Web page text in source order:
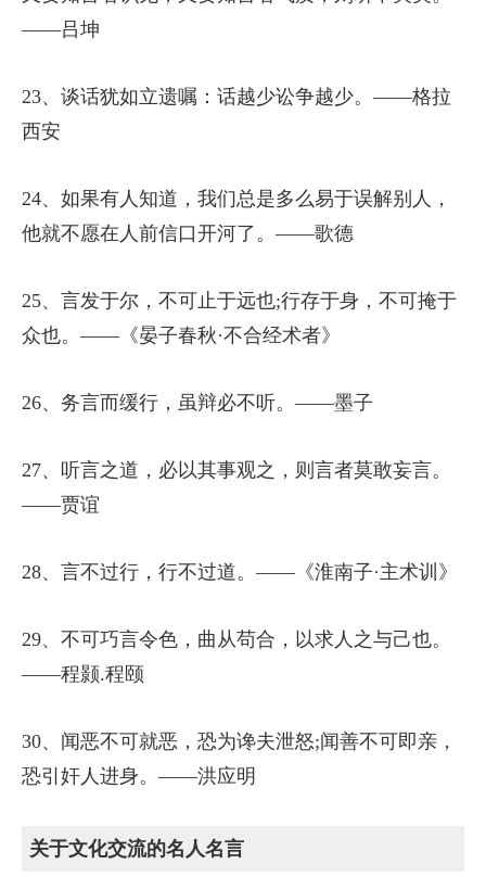
——吕坤
23、谈话犹如立遗嘱：话越少讼争越少。——格拉
西安
24、如果有人知道，我们总是多么易于误解别人，
他就不愿在人前信口开河了。——歌德
25、言发于尔，不可止于远也;行存于身，不可掩于
众也。——《晏子春秋·不合经术者》
26、务言而缓行，虽辩必不听。——墨子
27、听言之道，必以其事观之，则言者莫敢妄言。
——贾谊
28、言不过行，行不过道。——《淮南子·主术训》
29、不可巧言令色，曲从苟合，以求人之与己也。
——程颢.程颐
30、闻恶不可就恶，恐为谗夫泄怒;闻善不可即亲，
恐引奸人进身。——洪应明
关于文化交流的名人名言